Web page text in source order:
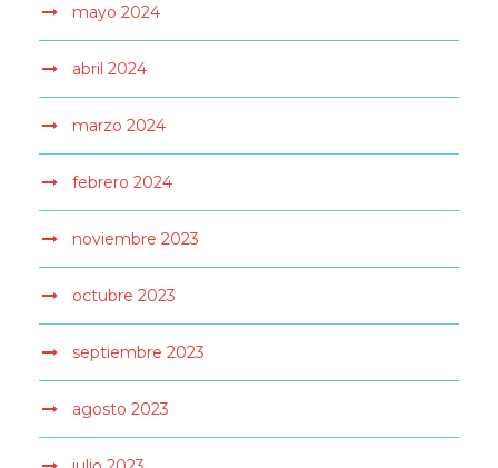
mayo 2024
abril 2024
marzo 2024
febrero 2024
noviembre 2023
octubre 2023
septiembre 2023
agosto 2023